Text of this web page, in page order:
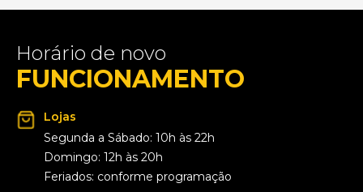
Horário de novo
FUNCIONAMENTO
Lojas
Segunda a Sábado: 10h às 22h
Domingo: 12h às 20h
Feriados: conforme programação